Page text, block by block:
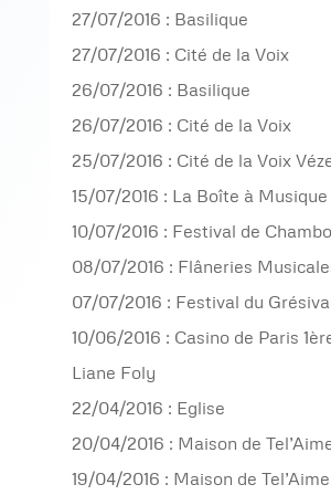
27/07/2016 : Basilique
27/07/2016 : Cité de la Voix
26/07/2016 : Basilique
26/07/2016 : Cité de la Voix
25/07/2016 : Cité de la Voix
15/07/2016 : La Boîte à
10/07/2016 : Festival de
08/07/2016 : Flâneries
07/07/2016 : Festival du
10/06/2016 : Casino de Paris
Liane Foly
22/04/2016 : Eglise
20/04/2016 : Maison de
19/04/2016 : Maison de Tel’Aime